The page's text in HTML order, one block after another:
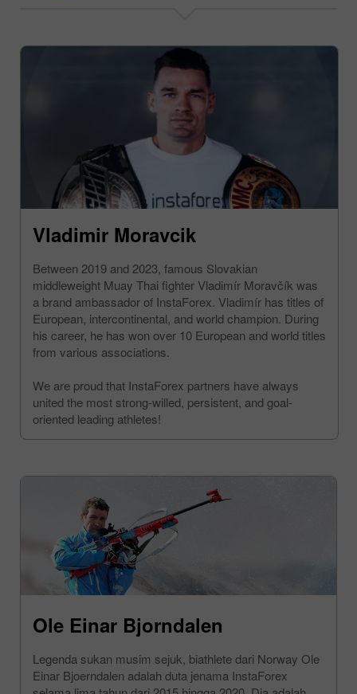
Vladimir Moravcik
Between 2019 and 2023, famous Slovakian
middleweight Muay Thai fighter Vladimír Moravčík was
a brand ambassador of InstaForex. Vladimír has titles of
European, intercontinental, and world champion. During
his career, he has won over 10 European and world titles
from various associations.
We are proud that InstaForex partners have always
united the most strong-willed, persistent, and goal-
oriented leading athletes!
Ole Einar Bjorndalen
Legenda sukan musim sejuk, biathlete dari Norway Ole
Einar Bjoerndalen adalah duta jenama InstaForex